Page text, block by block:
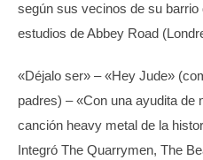
según sus vecinos de su barrio
estudios de Abbey Road
«Déjalo ser» – «Hey Jude»
padres) – «Con una ayudita
canción heavy metal de la
Integró The Quarrymen, The